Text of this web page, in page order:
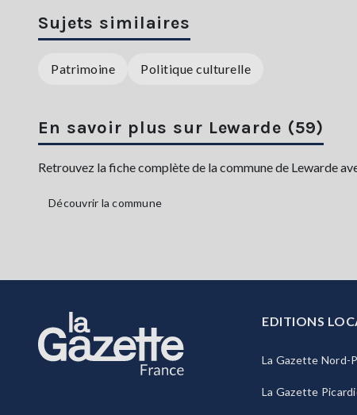
Sujets similaires
Patrimoine Politique culturelle
En savoir plus sur Lewarde (59)
Retrouvez la fiche complète de la commune de Lewarde
Découvrir la commune
EDITIONS
La Gazette Nord-
La Gazette